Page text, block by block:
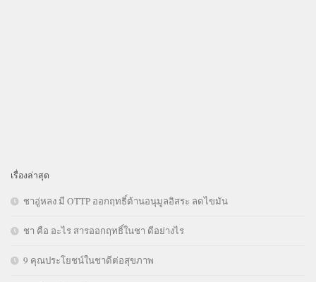
เรื่องล่าสุด
ชาอู่หลง มี OTTP ออกฤทธิ์ต้านอนุมูลอิสระ ลดไขมัน
ชา คือ อะไร สารออกฤทธิ์ในชา ดีอย่างไร
9 คุณประโยชน์ในชาดีต่อสุขภาพ